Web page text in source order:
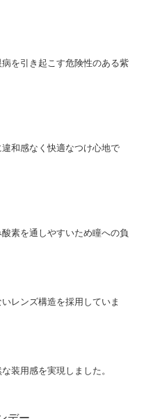
を引き起こす危険性のある紫
和感なく快適なつけ心地で
素を通しやすいため瞳への負
レンズ構造を採用していま
装用感を実現しました。